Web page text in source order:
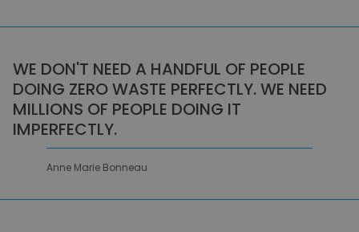
WE DON'T NEED A HANDFUL OF PEOPLE
DOING ZERO WASTE PERFECTLY. WE NEED
MILLIONS OF PEOPLE DOING IT
IMPERFECTLY.
Anne Marie Bonneau